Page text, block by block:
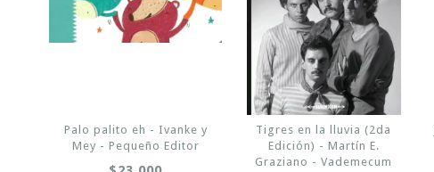
Palo palito eh - Ivanke y
Mey - Pequeño Editor
Tigres en la lluvia (2da
Edición) - Martín E.
Graziano - Vademecum